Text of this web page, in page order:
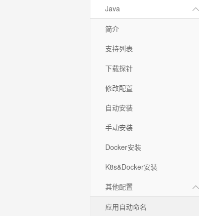
Java
简介
支持列表
下载探针
修改配置
自动安装
手动安装
Docker安装
K8s&Docker安装
其他配置
应用自动命名